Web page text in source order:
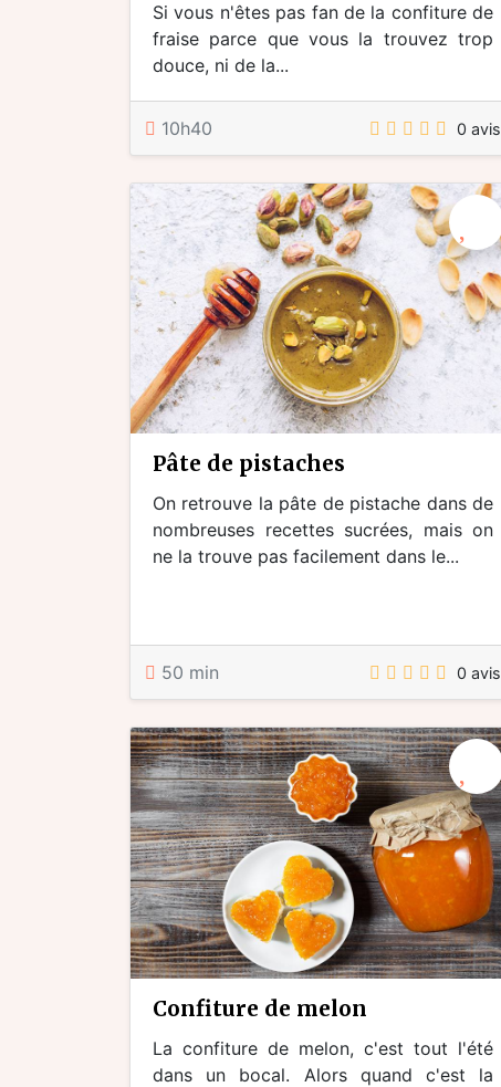
Si vous n'êtes pas fan de la confiture de
fraise parce que vous la trouvez trop
douce, ni de la...
10h40 0 avis
pâte de pistaches
On retrouve la pâte de pistache dans de
nombreuses recettes sucrées, mais on
ne la trouve pas facilement dans le...
50 min 0 avis
confiture de melon
La confiture de melon, c'est tout l'été
dans un bocal. Alors quand c'est la